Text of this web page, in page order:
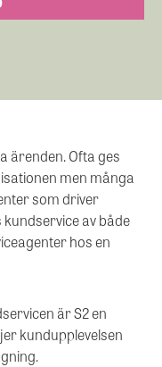
ärenden. Ofta ges
men många
som driver
av både
hos en
är S2 en
kundupplevelsen